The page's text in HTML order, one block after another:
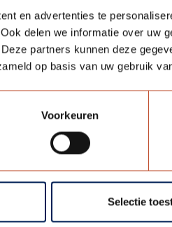
en advertenties te
delen we informatie over uw
partners kunnen deze
op basis van uw gebruik
Voorkeuren
Selectie